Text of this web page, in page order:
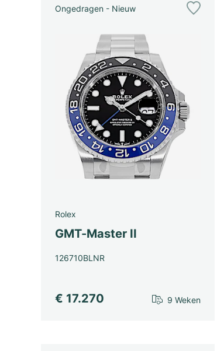
Ongedragen - Nieuw
Rolex
GMT-Master II
126710BLNR
€ 17.270 9 Weken